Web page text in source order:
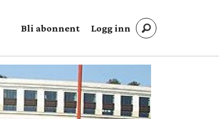
Bli abonnent Logg inn